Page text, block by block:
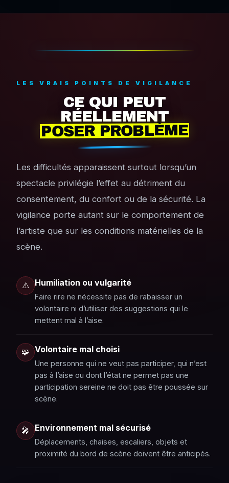
LES VRAIS POINTS DE VIGILANCE
CE QUI PEUT
RÉELLEMENT
POSER PROBLÈME
Les difficultés apparaissent surtout lorsqu’un
spectacle privilégie l’effet au détriment du
consentement, du confort ou de la sécurité. La
vigilance porte autant sur le comportement de
l’artiste que sur les conditions matérielles de la
scène.
⚠️ Humiliation ou vulgarité
Faire rire ne nécessite pas de rabaisser un
volontaire ni d’utiliser des suggestions qui le
mettent mal à l’aise.
🧩 Volontaire mal choisi
Une personne qui ne veut pas participer, qui n’est
pas à l’aise ou dont l’état ne permet pas une
participation sereine ne doit pas être poussée sur
scène.
🎤 Environnement mal sécurisé
Déplacements, chaises, escaliers, objets et
proximité du bord de scène doivent être anticipés.